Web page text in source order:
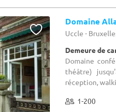
Domaine
Uccle -
Demeure de
Domaine
théâtre)
réception,
1-200